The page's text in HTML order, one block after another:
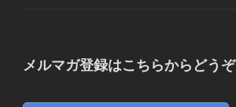
メルマガ登録はこちらからどうぞ